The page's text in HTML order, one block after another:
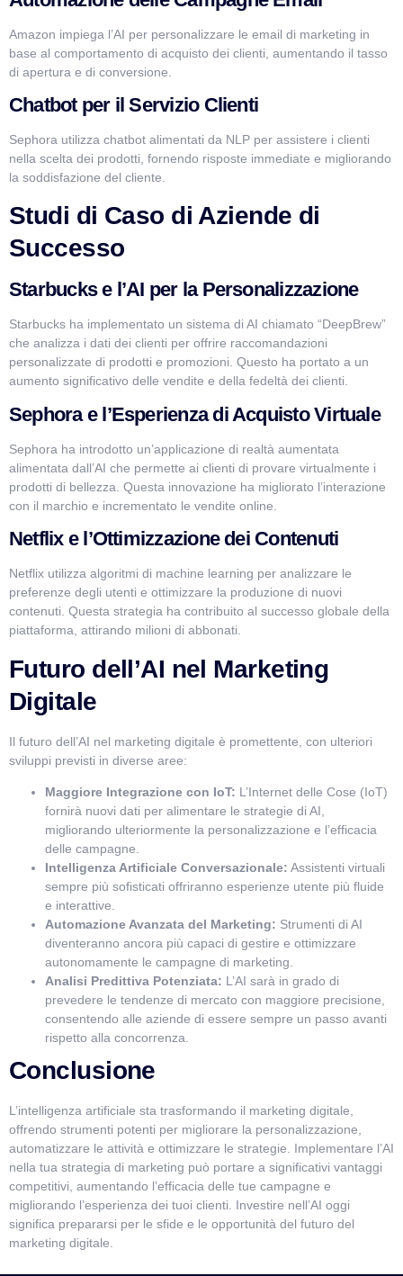
Amazon impiega l’AI per personalizzare le email di marketing in
base al comportamento di acquisto dei clienti, aumentando il tasso
di apertura e di conversione.
Chatbot per il Servizio Clienti
Sephora utilizza chatbot alimentati da NLP per assistere i clienti
nella scelta dei prodotti, fornendo risposte immediate e migliorando
la soddisfazione del cliente.
Studi di Caso di Aziende di
Successo
Starbucks e l’AI per la Personalizzazione
Starbucks ha implementato un sistema di AI chiamato “DeepBrew”
che analizza i dati dei clienti per offrire raccomandazioni
personalizzate di prodotti e promozioni. Questo ha portato a un
aumento significativo delle vendite e della fedeltà dei clienti.
Sephora e l’Esperienza di Acquisto Virtuale
Sephora ha introdotto un’applicazione di realtà aumentata
alimentata dall’AI che permette ai clienti di provare virtualmente i
prodotti di bellezza. Questa innovazione ha migliorato l’interazione
con il marchio e incrementato le vendite online.
Netflix e l’Ottimizzazione dei Contenuti
Netflix utilizza algoritmi di machine learning per analizzare le
preferenze degli utenti e ottimizzare la produzione di nuovi
contenuti. Questa strategia ha contribuito al successo globale della
piattaforma, attirando milioni di abbonati.
Futuro dell’AI nel Marketing
Digitale
Il futuro dell’AI nel marketing digitale è promettente, con ulteriori
sviluppi previsti in diverse aree:
Maggiore Integrazione con IoT: L’Internet delle Cose (IoT)
fornirà nuovi dati per alimentare le strategie di AI,
migliorando ulteriormente la personalizzazione e l’efficacia
delle campagne.
Intelligenza Artificiale Conversazionale: Assistenti virtuali
sempre più sofisticati offriranno esperienze utente più fluide
e interattive.
Automazione Avanzata del Marketing: Strumenti di AI
diventeranno ancora più capaci di gestire e ottimizzare
autonomamente le campagne di marketing.
Analisi Predittiva Potenziata: L’AI sarà in grado di
prevedere le tendenze di mercato con maggiore precisione,
consentendo alle aziende di essere sempre un passo avanti
rispetto alla concorrenza.
Conclusione
L’intelligenza artificiale sta trasformando il marketing digitale,
offrendo strumenti potenti per migliorare la personalizzazione,
automatizzare le attività e ottimizzare le strategie. Implementare l’AI
nella tua strategia di marketing può portare a significativi vantaggi
competitivi, aumentando l’efficacia delle tue campagne e
migliorando l’esperienza dei tuoi clienti. Investire nell’AI oggi
significa prepararsi per le sfide e le opportunità del futuro del
marketing digitale.